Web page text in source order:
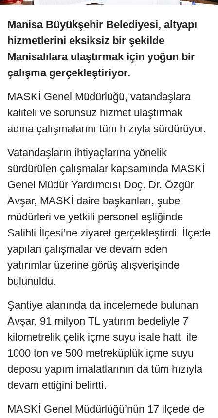
Manisa Büyükşehir Belediyesi, altyapı
hizmetlerini eksiksiz bir şekilde
Manisalılara ulaştırmak için yoğun bir
çalışma gerçekleştiriyor.
MASKİ Genel Müdürlüğü, vatandaşlara
kaliteli ve sorunsuz hizmet ulaştırmak
adına çalışmalarını tüm hızıyla sürdürüyor.
Vatandaşların ihtiyaçlarına yönelik
sürdürülen çalışmalar kapsamında MASKİ
Genel Müdür Yardımcısı Doç. Dr. Özgür
Avşar, MASKİ daire başkanları, şube
müdürleri ve yetkili personel eşliğinde
Salihli İlçesi’ne ziyaret gerçekleştirdi. İlçede
yapılan çalışmalar ve devam eden
yatırımlar üzerine görüş alışverişinde
bulunuldu.
Şantiye alanında da incelemede bulunan
Avşar, 91 milyon TL yatırım bedeliyle 7
kilometrelik çelik içme suyu isale hattı ile
1000 ton ve 500 metreküplük içme suyu
deposu yapım imalatlarının da tüm hızıyla
devam ettiğini belirtti.
MASKİ Genel Müdürlüğü’nün 17 ilçede de